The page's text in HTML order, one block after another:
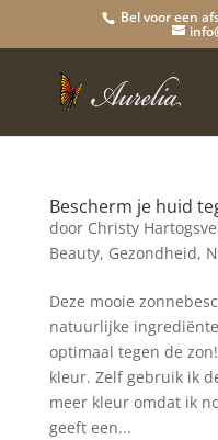
Bel voor een
Bescherm je huid
door Christy
Beauty, Gezondheid,
Deze mooie
natuurlijke
optimaal tegen de
kleur. Zelf gebruik ik
meer kleur omdat ik
geeft een...